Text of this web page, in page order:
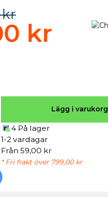
kr
kr
Lägg i varukorg
4 På lager
1-2 vardagar
Från 59,00 kr
* Fri frakt över 799,00 kr